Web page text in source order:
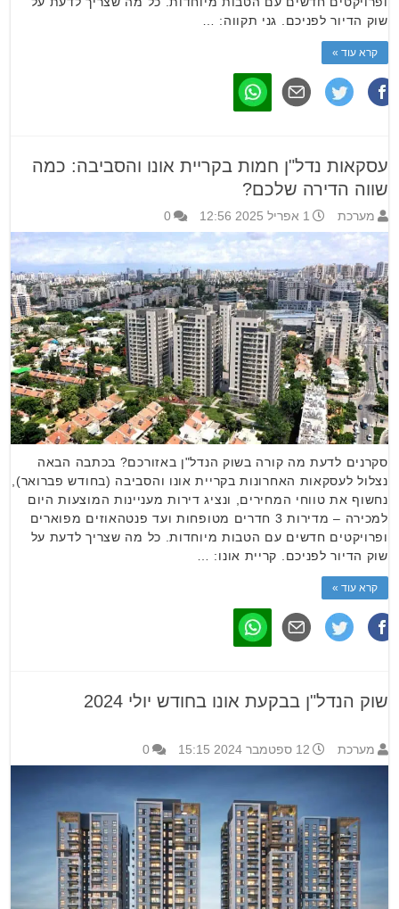
שוק הדיור לפניכם. גני תקווה: …
קרא עוד »
עסקאות נדל"ן חמות בקריית אונו והסביבה: כמה
שווה הדירה שלכם?
מערכת 1 אפריל 2025 12:56 0
סקרנים לדעת מה קורה בשוק הנדל"ן באזורכם? בכתבה הבאה
נצלול לעסקאות האחרונות בקריית אונו והסביבה (בחודש פברואר),
נחשוף את טווחי המחירים, ונציג דירות מעניינות המוצעות היום
למכירה – מדירות 3 חדרים מטופחות ועד פנטהאוזים מפוארים
ופרויקטים חדשים עם הטבות מיוחדות. כל מה שצריך לדעת על
שוק הדיור לפניכם. קריית אונו: …
קרא עוד »
שוק הנדל"ן בבקעת אונו בחודש יולי 2024
מערכת 12 ספטמבר 2024 15:15 0